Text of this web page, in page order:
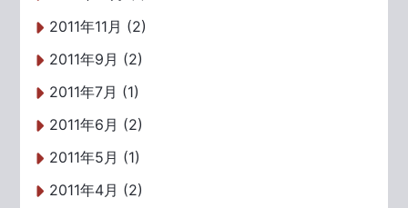
2011年11月 (2)
2011年9月 (2)
2011年7月 (1)
2011年6月 (2)
2011年5月 (1)
2011年4月 (2)